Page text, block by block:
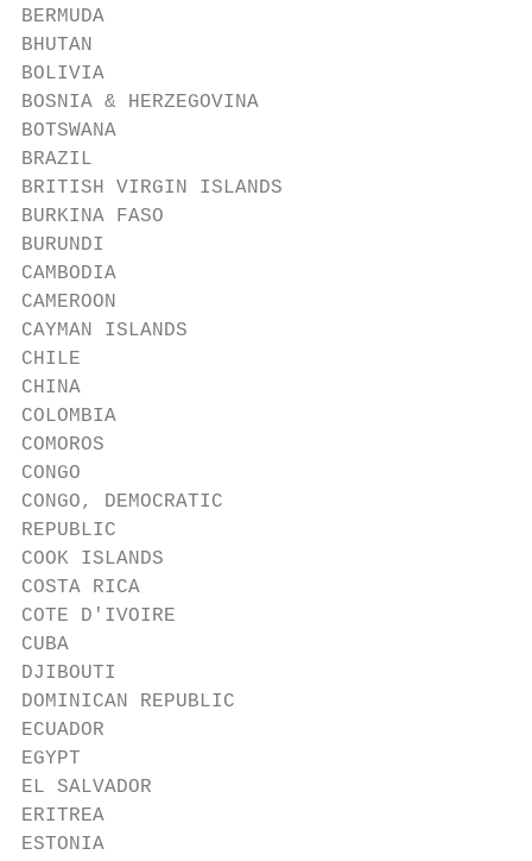
BERMUDA
BHUTAN
BOLIVIA
BOSNIA & HERZEGOVINA
BOTSWANA
BRAZIL
BRITISH VIRGIN ISLANDS
BURKINA FASO
BURUNDI
CAMBODIA
CAMEROON
CAYMAN ISLANDS
CHILE
CHINA
COLOMBIA
COMOROS
CONGO
CONGO, DEMOCRATIC
REPUBLIC
COOK ISLANDS
COSTA RICA
COTE D'IVOIRE
CUBA
DJIBOUTI
DOMINICAN REPUBLIC
ECUADOR
EGYPT
EL SALVADOR
ERITREA
ESTONIA